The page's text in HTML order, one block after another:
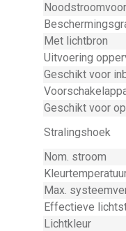
Met lichtbron
Uitvoering
Geschikt voor
Geschikt voor
Stralingshoek
Nom. stroom
Max.
Effectieve
Lichtkleur